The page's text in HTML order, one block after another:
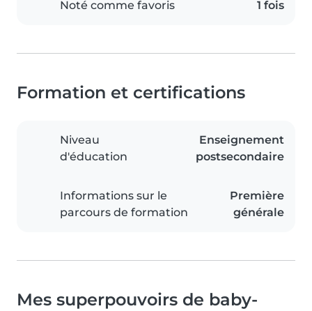
Noté comme favoris 1 fois
Formation et certifications
Niveau
d'éducation
Enseignement
postsecondaire
Informations sur le
parcours de formation
Première
générale
Mes superpouvoirs de baby-